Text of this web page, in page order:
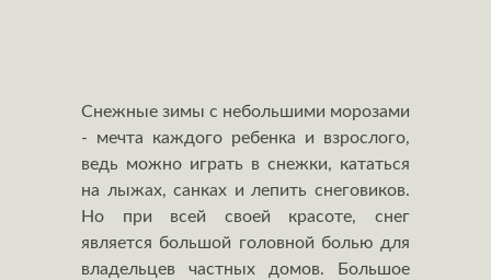
Снежные зимы с небольшими морозами
- мечта каждого ребенка и взрослого,
ведь можно играть в снежки, кататься
на лыжах, санках и лепить снеговиков.
Но при всей своей красоте, снег
является большой головной болью для
владельцев частных домов. Большое